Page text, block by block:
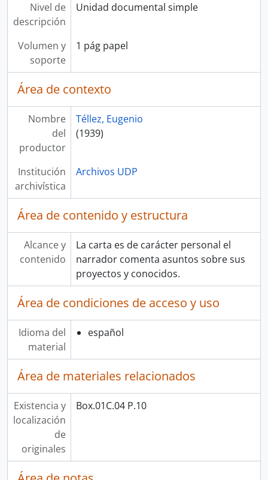
Nivel de
descripción
Unidad documental simple
Volumen y
soporte
1 pág papel
Área de contexto
Nombre
del
productor
Téllez, Eugenio
(1939)
Institución
archivística
Archivos UDP
Área de contenido y estructura
Alcance y
contenido
La carta es de carácter personal el
narrador comenta asuntos sobre sus
proyectos y conocidos.
Área de condiciones de acceso y uso
Idioma del
material
español
Área de materiales relacionados
Existencia y
localización
de
originales
Box.01C.04 P.10